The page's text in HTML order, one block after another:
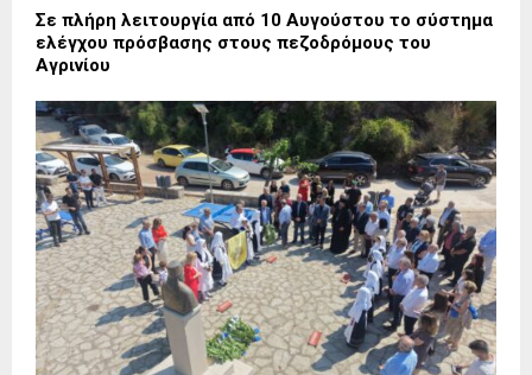
Σε πλήρη λειτουργία από 10 Αυγούστου το σύστημα
ελέγχου πρόσβασης στους πεζοδρόμους του
Αγρινίου